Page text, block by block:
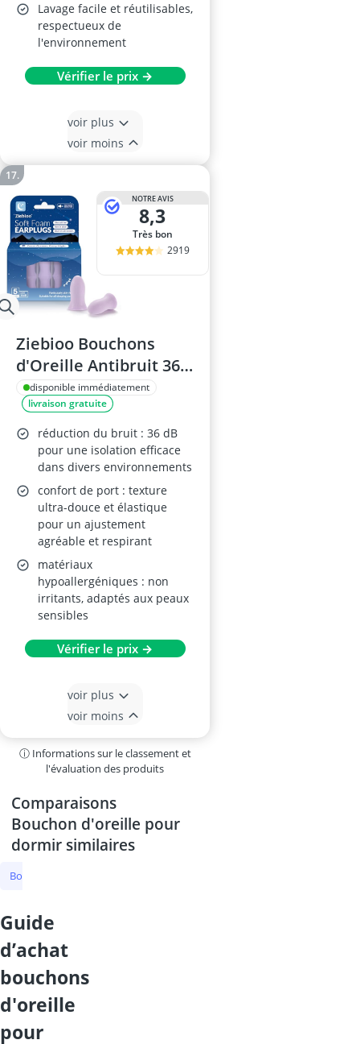
Lavage facile et réutilisables,
respectueux de
l'environnement
Vérifier le prix →
voir plus
voir moins
NOTRE AVIS
8,3
Très bon
2919
Ziebioo Bouchons
d'Oreille Antibruit 36
dB SNR
disponible immédiatement
livraison gratuite
réduction du bruit : 36 dB
pour une isolation efficace
dans divers environnements
confort de port : texture
ultra-douce et élastique
pour un ajustement
agréable et respirant
matériaux
hypoallergéniques : non
irritants, adaptés aux peaux
sensibles
Vérifier le prix →
voir plus
voir moins
ⓘ Informations sur le classement et
l'évaluation des produits
Comparaisons
Bouchon d'oreille pour
dormir similaires
Bouchon d'oreille pour dormir
guide
d’achat
bouchons
d'oreille
pour